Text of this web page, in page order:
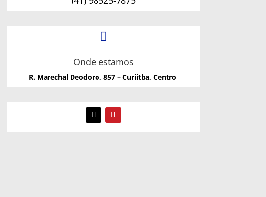

Onde estamos
R. Marechal Deodoro, 857 – Curiitba, Centro